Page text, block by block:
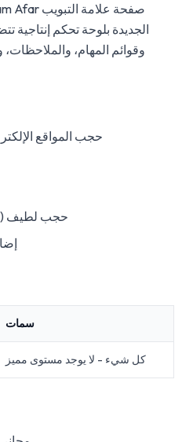
الجديدة بلوحة تحكم إنتاجية
وقوائم المهام،
حجب المواقع
حجب لطيف
سمات
كل شيء - لا يوجد مستوى مميز